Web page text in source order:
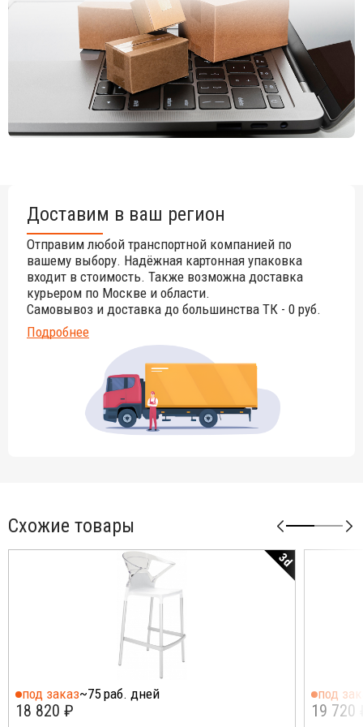
Доставим в ваш регион
Отправим любой транспортной компанией по
вашему выбору. Надёжная картонная упаковка
входит в стоимость. Также возможна доставка
курьером по Москве и области.
Самовывоз и доставка до большинства ТК - 0 руб.
Подробнее
Схожие товары
3d
под заказ~75 раб. дней
18 820 ₽
под
19 720